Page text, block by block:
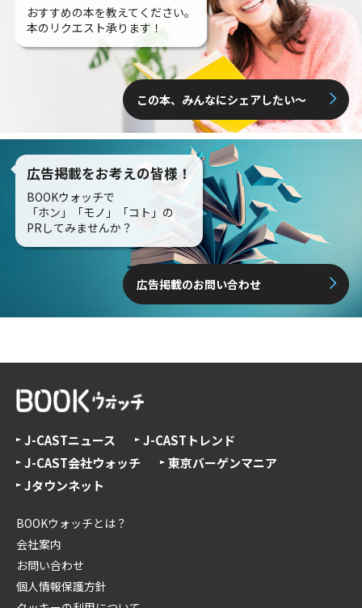
おすすめの本を教えてください。
本のリクエスト承ります！
この本、みんなにシェアしたい〜
広告掲載をお考えの皆様！
BOOKウォッチで
「ホン」「モノ」「コト」の
PRしてみませんか？
広告掲載のお問い合わせ
J-CASTニュース
J-CASTトレンド
J-CAST会社ウォッチ
東京バーゲンマニア
Jタウンネット
BOOKウォッチとは？
会社案内
お問い合わせ
個人情報保護方針